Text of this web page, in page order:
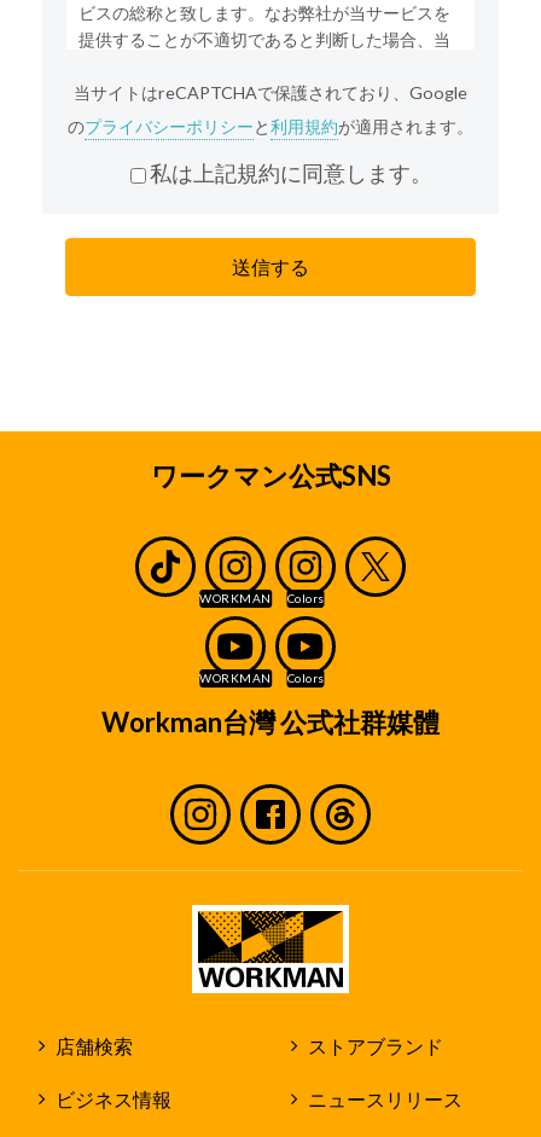
ビスの総称と致します。なお弊社が当サービスを
提供することが不適切であると判断した場合、当
弊社は、個人情報重要性を認識し、個人情報の適
切な管理を行うことが、弊社の事業活動の基本で
あると共に、弊社の社会的責務であると考えてお
ります。弊社は、責任をもって個人情報を保護す
き、本サイトを通じて収集する個人情報(本サイト
を通じてお客様から収集させていただく、氏名、
住所、電話番号、メールアドレス等、お客様個人
弊社の直営店及びワークマンとフランチャイズ契
クマンとエリアフランチャイズ契約を締結してい
るエリアフランチャイジーの直営店及び加盟店を
含みます。以下、直営店と加盟店をあわせて「店
舗」といいます。)の採用業務、ならびに内定もし
くは入社後の人事管理に必要な範囲に限定してお
取り扱いいたします。
取り扱い方法
個人情報は、原則として弊社及び店舗内での
みお取り扱いいたします。
に、個人情報を当該第三者に開示する場合が
個人情報を第三者に開示する場合であって
も、弊社の個人情報保護規程に従って弊社の
当サイトはreCAPTCHAで保護されており、Google
のプライバシーポリシーと利用規約が適用されます。
私は上記規約に同意します。
ワークマン公式SNS
Workman台灣 公式社群媒體
店舗検索 ストアブランド
ビジネス情報 ニュースリリース